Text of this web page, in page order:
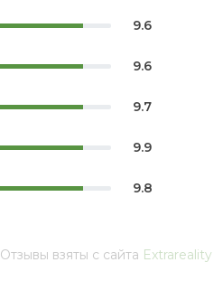
9.6
9.6
9.7
9.9
9.8
Отзывы взяты с сайта Extrareality